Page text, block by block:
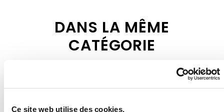
Ce site web utilise des cookies.
DANS LA MÊME
CATÉGORIE